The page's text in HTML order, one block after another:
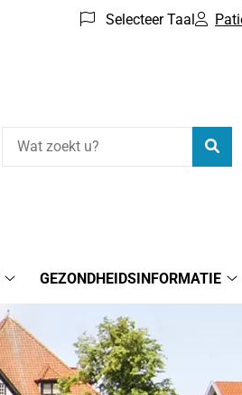
Selecteer Taal
regelen
submenu
GEZONDHEIDSINFORMATIE